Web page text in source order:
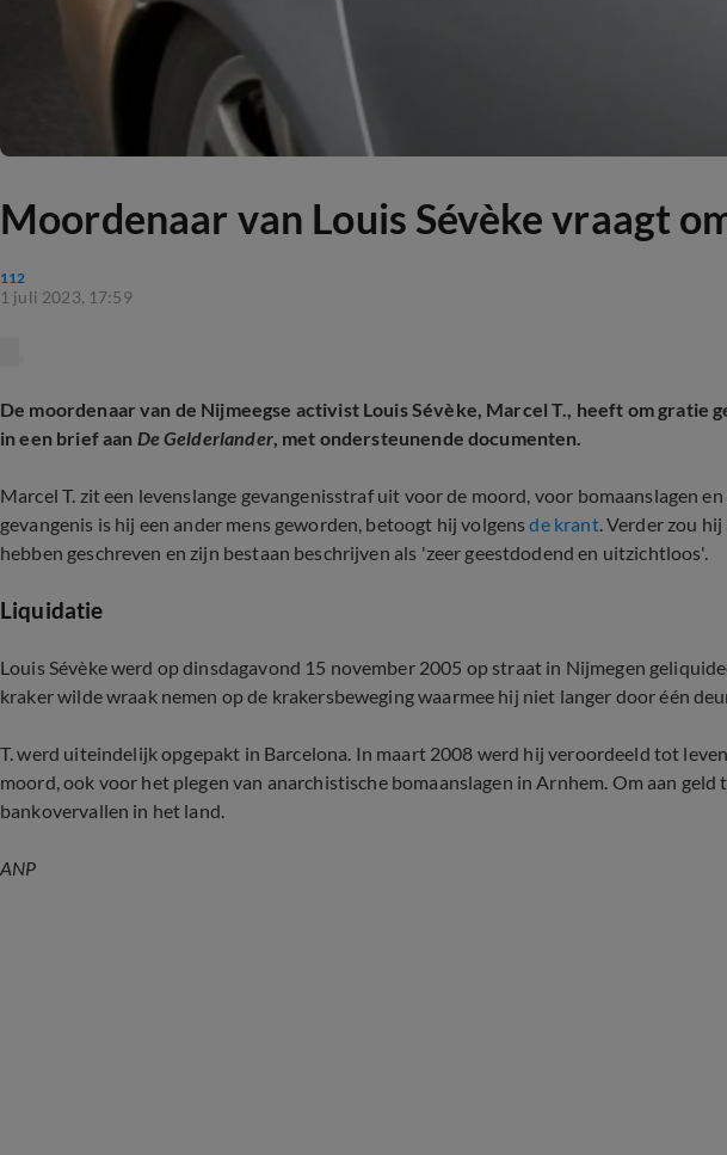
Moordenaar van Louis Sévèke vraagt
112
1 juli 2023, 17:59
De moordenaar van de Nijmeegse activist Louis Sévèke, Marcel T., heeft om gratie
in een brief aan De Gelderlander, met ondersteunende documenten.
Marcel T. zit een levenslange gevangenisstraf uit voor de moord, voor bomaanslagen
gevangenis is hij een ander mens geworden, betoogt hij volgensde krant. Verder zou
hebben geschreven en zijn bestaan beschrijven als 'zeer geestdodend en uitzichtloos'.
Liquidatie
Louis Sévèke werd op dinsdagavond 15 november 2005 op straat in Nijmegen
kraker wilde wraak nemen op de krakersbeweging waarmee hij niet langer door één
T. werd uiteindelijk opgepakt in Barcelona. In maart 2008 werd hij veroordeeld tot
moord, ook voor het plegen van anarchistische bomaanslagen in Arnhem. Om aan geld
bankovervallen in het land.
ANP